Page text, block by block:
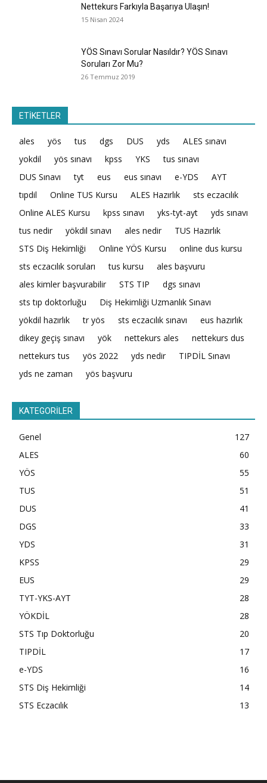
Nettekurs Farkıyla Başarıya Ulaşın!
15 Nisan 2024
YÖS Sınavı Sorular Nasıldır? YÖS Sınavı
Soruları Zor Mu?
26 Temmuz 2019
ETİKETLER
ales yös tus dgs DUS yds
ALES sınavı
yokdil
yös sınavı kpss YKS
tus sınavı
DUS Sınavı
tyt eus eus sınavı e-YDS
AYT
tıpdil
Online TUS Kursu ALES Hazırlık
sts eczacılık
Online ALES Kursu
kpss sınavı yks-tyt-ayt
yds sınavı
tus nedir
yökdil sınavı ales nedir
TUS Hazırlık
STS Diş Hekimliği
Online YÖS Kursu
online dus kursu
sts eczacılık soruları
tus kursu
ales başvuru
ales kimler başvurabilir
STS TIP
dgs sınavı
sts tıp doktorluğu
Diş Hekimliği Uzmanlık Sınavı
yökdil hazırlık
tr yös sts eczacılık sınavı
eus hazırlık
dikey geçiş sınavı
yök nettekurs ales
nettekurs dus
nettekurs tus
yös 2022 yds nedir
TIPDİL Sınavı
yds ne zaman
yös başvuru
KATEGORİLER
Genel
127
ALES
60
YÖS
55
TUS
51
DUS
41
DGS
33
YDS
31
KPSS
29
EUS
29
TYT-YKS-AYT
28
YÖKDİL
28
STS Tıp Doktorluğu
20
TIPDİL
17
e-YDS
16
STS Diş Hekimliği
14
STS Eczacılık
13